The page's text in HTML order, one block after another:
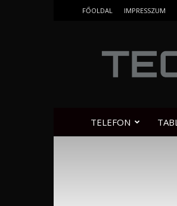
FŐOLDAL IMPRESSZUM
TELEFON